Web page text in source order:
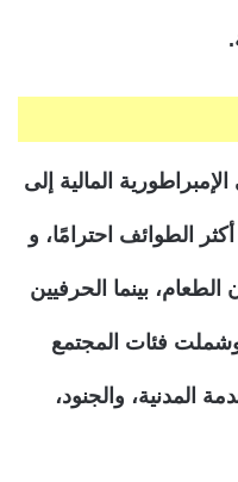
المالية إلى
الطوائف احترامًا، و
بينما الحرفيين
وشملت فئات المجتمع
المدنية، والجنود،